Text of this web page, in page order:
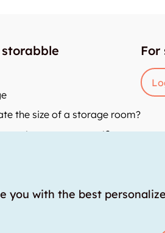
the size of a storage room?
a storage room cost?
For
you with the best